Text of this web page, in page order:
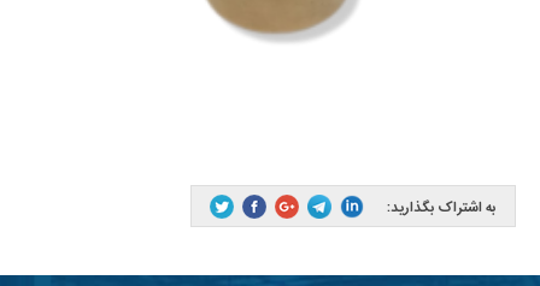
به اشتراک بگذارید: